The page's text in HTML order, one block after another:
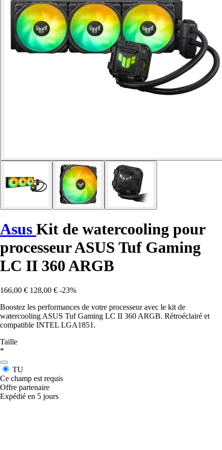
Asus Kit de watercooling pour
processeur ASUS Tuf Gaming
LC II 360 ARGB
166,00 € 128,00 € -23%
Boostez les performances de votre processeur avec le kit de
watercooling ASUS Tuf Gaming LC II 360 ARGB. Rétroéclairé et
compatible INTEL LGA1851.
Taille
*
TU
Ce champ est requis
Offre partenaire
Expédié en 5 jours